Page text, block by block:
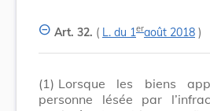
Art. 32. ( L. du 1eraoût 2018 )
(1) Lorsque les biens
personne lésée par